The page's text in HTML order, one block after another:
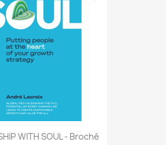
WITH SOUL - Broché